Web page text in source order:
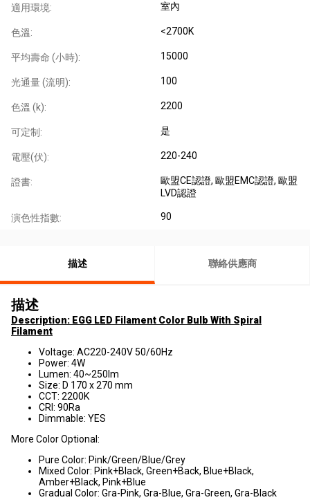
適用環境: 室內
色溫: <2700K
平均壽命 (小時): 15000
光通量 (流明): 100
色溫 (k): 2200
可定制: 是
電壓(伏): 220-240
證書: 歐盟CE認證, 歐盟EMC認證, 歐盟
LVD認證
演色性指數: 90
描述 聯絡供應商
描述
Description: EGG LED Filament Color Bulb With Spiral
Filament
Voltage: AC220-240V 50/60Hz
Power: 4W
Lumen: 40~250lm
Size: D 170 x 270 mm
CCT: 2200K
CRI: 90Ra
Dimmable: YES
More Color Optional:
Pure Color: Pink/Green/Blue/Grey
Mixed Color: Pink+Black, Green+Back, Blue+Black,
Amber+Black, Pink+Blue
Gradual Color: Gra-Pink, Gra-Blue, Gra-Green, Gra-Black